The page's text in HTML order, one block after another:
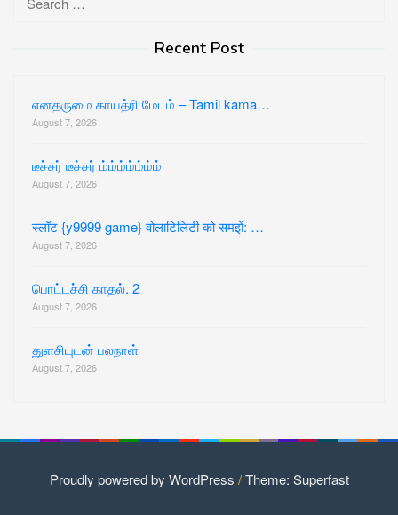
for:
Recent Post
எனதருமை காயத்ரி மேடம் – Tamil kama…
August 7, 2026
டீச்சர் டீச்சர் ம்ம்ம்ம்ம்ம்ம்
August 7, 2026
स्लॉट {y9999 game} वोलाटिलिटी को समझें: …
August 7, 2026
பொட்டச்சி காதல். 2
August 7, 2026
துளசியுடன் பலநாள்
August 7, 2026
Proudly powered by WordPress /Theme: Superfast